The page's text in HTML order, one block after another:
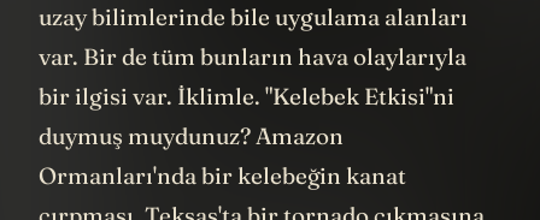
uzay bilimlerinde bile uygulama alanları
var. Bir de tüm bunların hava olaylarıyla
bir ilgisi var. İklimle. "Kelebek Etkisi"ni
duymuş muydunuz? Amazon
Ormanları'nda bir kelebeğin kanat